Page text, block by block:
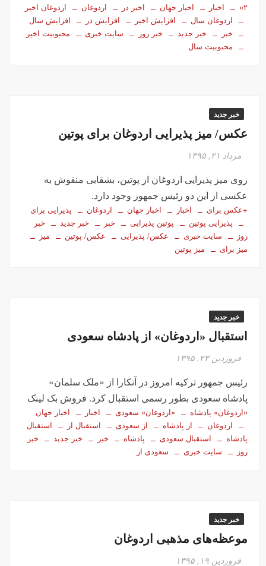
۲» اخبار اخبار جهان اخیر در اردوغان
اردوغان اخیر
اردوغان سال
افزایش اخیر افزایش در
افزایش سال
خبر
خبر جدید خبر روز سایت خبری
محبوبیت اخیر
محبوبیت سال
خبر جدید
عکس/ میز پذیرایی اردوغان برای پوتین
مرداد ۲۱, ۱۳۹۵
روی میز پذیرایی اردوغان از پوتین، بشقابی منقوش به
عکسی از این دو رئیس جمهور وجود دارد.
+عکس برای اخبار اخبار جهان اردوغان
پذیرایی برای
پذیرایی پوتین
پوتین پذیرایی خبر خبر جدید
خبر
روز
سایت خبری عکس/ پذیرایی عکس/ پوتین
میز
میز برای
میز پوتین
خبر جدید
استقبال «اردوغان» از پادشاه سعودی
فروردین ۲۳, ۱۳۹۵
رئیس جمهور ترکیه امروز در آنکارا از «ملک سلمان»
پادشاه سعودی بطور رسمی استقبال کرد. فروش بک لینک
«اردوغان» پادشاه «اردوغان» سعودی اخبار
اخبار جهان
اردوغان
از پادشاه از سعودی استقبال از
استقبال
پادشاه
استقبال سعودی پادشاه خبر خبر جدید
خبر
روز
سایت خبری سعودی از
خبر جدید
موعظه‌های مذهبی اردوغان
فروردین ۱۹, ۱۳۹۵